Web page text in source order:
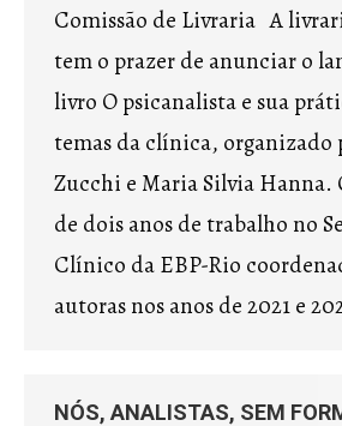
Comissão de Livraria A
tem o prazer de anunciar o
livro O psicanalista e sua
temas da clínica, organizado
Zucchi e Maria Silvia Hanna.
de dois anos de trabalho no
Clínico da EBP-Rio
autoras nos anos de 2021 e
NÓS, ANALISTAS, SEM